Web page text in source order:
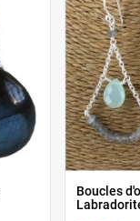
Boucles